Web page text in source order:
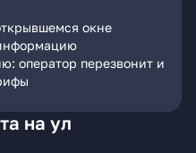
окне
оператор перезвонит и
на ул